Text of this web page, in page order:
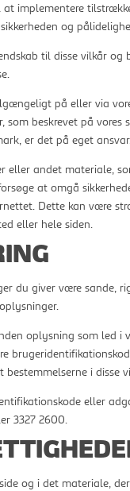
implementere
og
til disse vilkår
på eller via
beskrevet på vores
er det på eget
eller andet materiale,
at omgå
Dette kan være
eller hele siden.
du giver være sande,
oplysning som led i
i disse
eller
3327 2600.
og i det materiale,